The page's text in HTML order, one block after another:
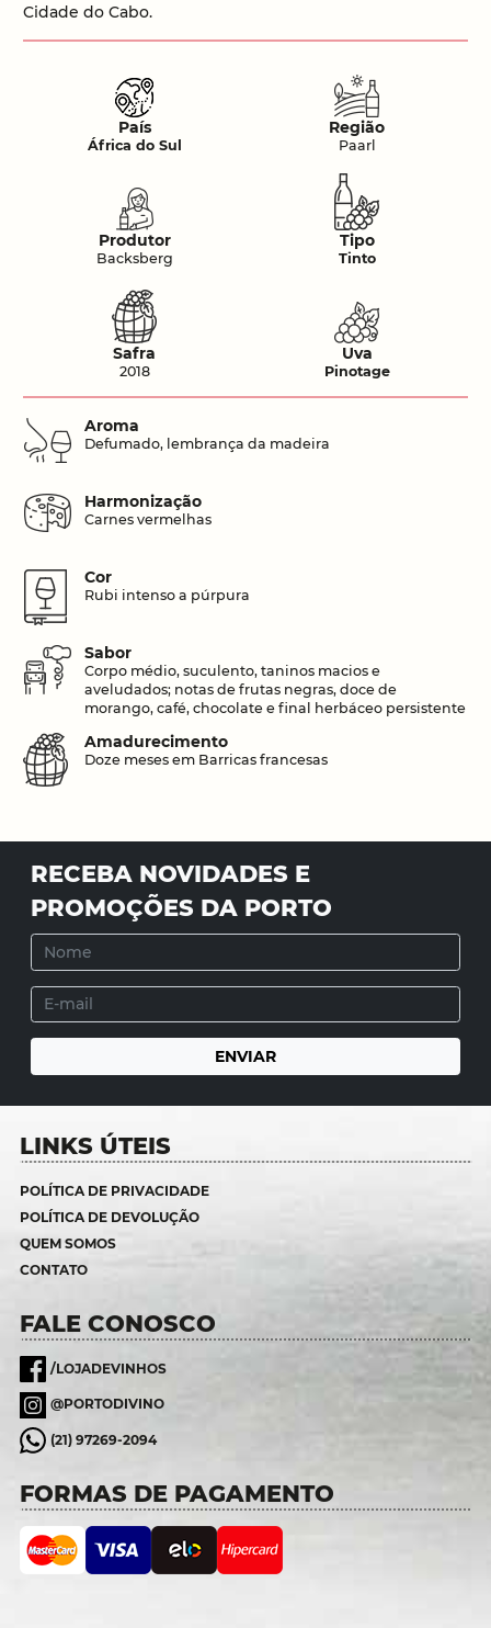
Cidade do Cabo.
País
África do Sul
Região
Paarl
Produtor
Backsberg
Tipo
Tinto
Safra
2018
Uva
Pinotage
Aroma
Defumado, lembrança da madeira
Harmonização
Carnes vermelhas
Cor
Rubi intenso a púrpura
Sabor
Corpo médio, suculento, taninos macios e
aveludados; notas de frutas negras, doce de
morango, café, chocolate e final herbáceo persistente
Amadurecimento
Doze meses em Barricas francesas
RECEBA NOVIDADES E
PROMOÇÕES DA PORTO
LINKS ÚTEIS
POLÍTICA DE PRIVACIDADE
POLÍTICA DE DEVOLUÇÃO
QUEM SOMOS
CONTATO
FALE CONOSCO
/LOJADEVINHOS
@PORTODIVINO
(21) 97269-2094
FORMAS DE PAGAMENTO